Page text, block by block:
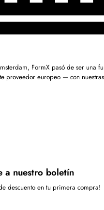
FormX pasó de ser una
proveedor europeo — con
a nuestro boletín
descuento en tu primera compra!